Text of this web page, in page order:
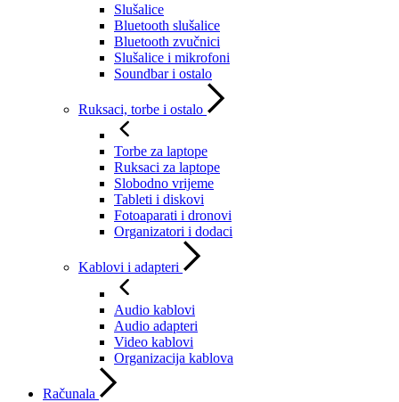
Slušalice
Bluetooth slušalice
Bluetooth zvučnici
Slušalice i mikrofoni
Soundbar i ostalo
Ruksaci, torbe i ostalo
Torbe za laptope
Ruksaci za laptope
Slobodno vrijeme
Tableti i diskovi
Fotoaparati i dronovi
Organizatori i dodaci
Kablovi i adapteri
Audio kablovi
Audio adapteri
Video kablovi
Organizacija kablova
Računala